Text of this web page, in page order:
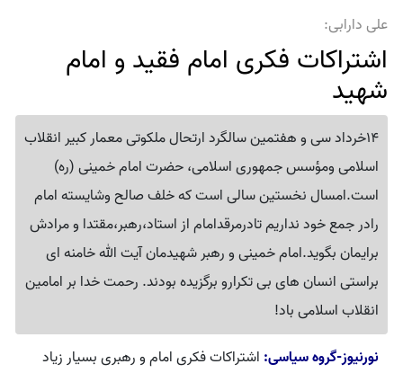
علی دارابی:
اشتراکات فکری امام فقید و امام
شهید
14خرداد سی و هفتمین سالگرد ارتحال ملکوتی معمار کبیر انقلاب
اسلامی ومؤسس جمهوری اسلامی، حضرت امام خمینی (ره)
است.امسال نخستین سالی است که خلف صالح وشایسته امام
رادر جمع خود نداریم تادرمرقدامام از استاد،رهبر،مقتدا و مرادش
برایمان بگوید.امام خمینی و رهبر شهیدمان آیت الله خامنه ای
براستی انسان های بی تکرارو برگزیده بودند. رحمت خدا بر امامین
انقلاب اسلامی باد!
نورنیوز-گروه سیاسی: اشتراکات فکری امام و رهبری بسیار زیاد